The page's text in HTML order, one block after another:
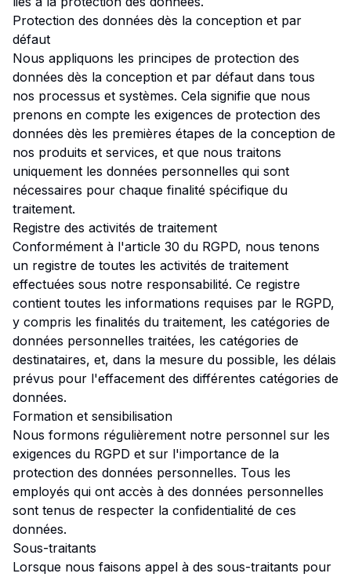
Protection des données dès la conception et par
défaut
Nous appliquons les principes de protection des
données dès la conception et par défaut dans tous
nos processus et systèmes. Cela signifie que nous
prenons en compte les exigences de protection des
données dès les premières étapes de la conception de
nos produits et services, et que nous traitons
uniquement les données personnelles qui sont
nécessaires pour chaque finalité spécifique du
traitement.
Registre des activités de traitement
Conformément à l'article 30 du RGPD, nous tenons
un registre de toutes les activités de traitement
effectuées sous notre responsabilité. Ce registre
contient toutes les informations requises par le RGPD,
y compris les finalités du traitement, les catégories de
données personnelles traitées, les catégories de
destinataires, et, dans la mesure du possible, les délais
prévus pour l'effacement des différentes catégories de
données.
Formation et sensibilisation
Nous formons régulièrement notre personnel sur les
exigences du RGPD et sur l'importance de la
protection des données personnelles. Tous les
employés qui ont accès à des données personnelles
sont tenus de respecter la confidentialité de ces
données.
Sous-traitants
Lorsque nous faisons appel à des sous-traitants pour